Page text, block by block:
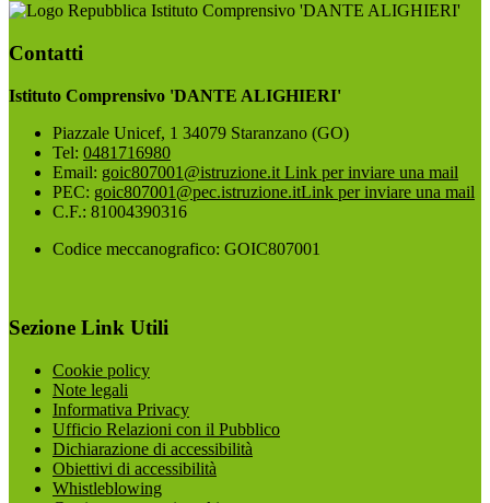
Istituto Comprensivo 'DANTE ALIGHIERI'
Contatti
Istituto Comprensivo 'DANTE ALIGHIERI'
Piazzale Unicef, 1 34079 Staranzano (GO)
Tel: 0481716980
Email: goic807001@istruzione.it Link per inviare una mail
PEC: goic807001@pec.istruzione.itLink per inviare una mail
C.F.: 81004390316
Codice meccanografico: GOIC807001
Sezione Link Utili
Cookie policy
Note legali
Informativa Privacy
Ufficio Relazioni con il Pubblico
Dichiarazione di accessibilità
Obiettivi di accessibilità
Whistleblowing